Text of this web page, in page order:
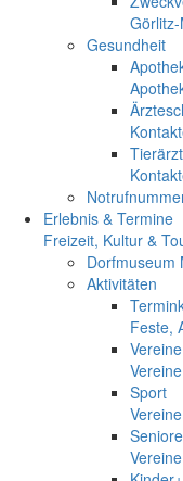
Gesundheit
Erlebnis & Termine
Freizeit, Kultur &
Dorfmuseum
Aktivitäten
Feste,
Vereine
Sport